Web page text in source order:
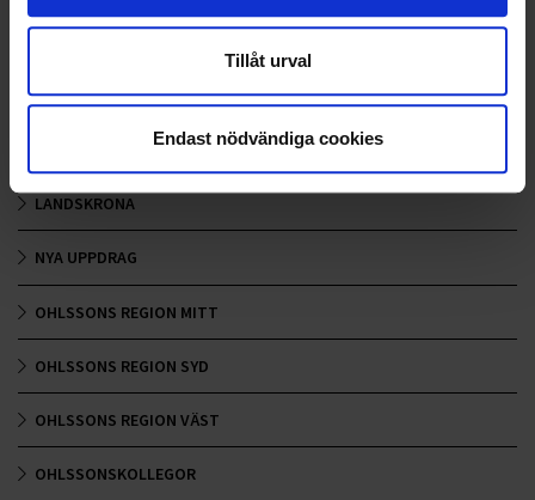
Tillåt urval
Endast nödvändiga cookies
Nyheter
ALLA
LANDSKRONA
NYA UPPDRAG
OHLSSONS REGION MITT
OHLSSONS REGION SYD
OHLSSONS REGION VÄST
OHLSSONSKOLLEGOR